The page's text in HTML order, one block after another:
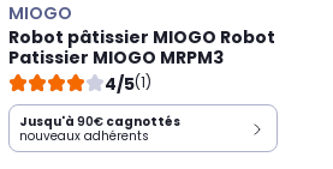
MIOGO
Robot pâtissier MIOGO Robot
Patissier MIOGO MRPM3
4/5(1)
Jusqu'à 90€ cagnottés
nouveaux adhérents